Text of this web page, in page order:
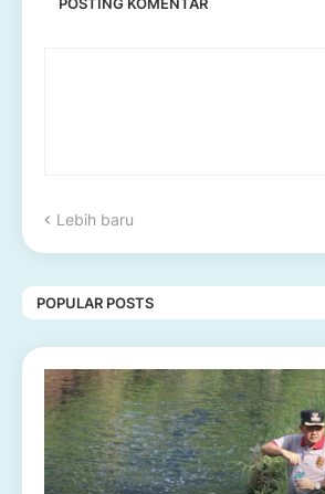
Lebih baru
POPULAR POSTS